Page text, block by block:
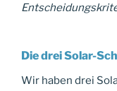
Die drei Solar-
Wir haben drei